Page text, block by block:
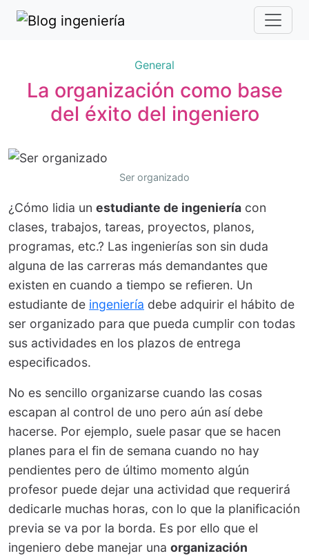
General
La organización como base
del éxito del ingeniero
Ser organizado
¿Cómo lidia un estudiante de ingeniería con
clases, trabajos, tareas, proyectos, planos,
programas, etc.? Las ingenierías son sin duda
alguna de las carreras más demandantes que
existen en cuando a tiempo se refieren. Un
estudiante de ingeniería debe adquirir el hábito de
ser organizado para que pueda cumplir con todas
sus actividades en los plazos de entrega
especificados.
No es sencillo organizarse cuando las cosas
escapan al control de uno pero aún así debe
hacerse. Por ejemplo, suele pasar que se hacen
planes para el fin de semana cuando no hay
pendientes pero de último momento algún
profesor puede dejar una actividad que requerirá
dedicarle muchas horas, con lo que la planificación
previa se va por la borda. Es por ello que el
ingeniero debe manejar una organización